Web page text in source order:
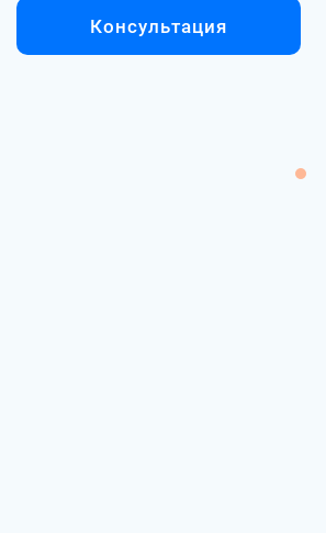
Консультация